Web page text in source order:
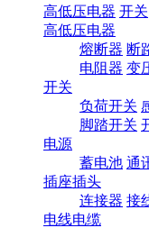
高低压电器 开关
高低压电器
熔断器 断
电阻器 变
开关
负荷开关
脚踏开关
电源
蓄电池 通
插座插头
连接器 接
电线电缆